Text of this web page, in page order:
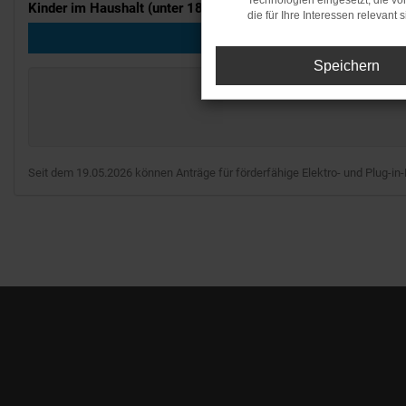
Kinder im Haushalt (unter 18J.):
Seit dem 19.05.2026 können Anträge für förderfähige Elektro- und Plug-
die für Ihre Interessen relevant
Speichern